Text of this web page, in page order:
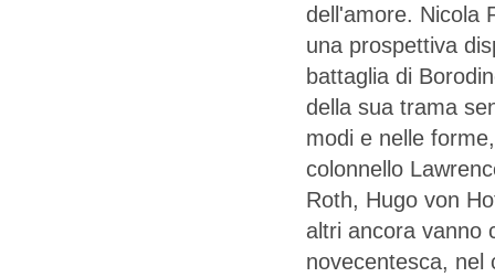
dell'amore. Nicola
una prospettiva
battaglia di
della sua trama
modi e nelle
colonnello
Roth, Hugo von
altri ancora vanno
novecentesca, nel